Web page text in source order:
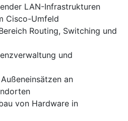
LAN-Infrastrukturen
Cisco-Umfeld
Routing, Switching und
und
an
von Hardware in